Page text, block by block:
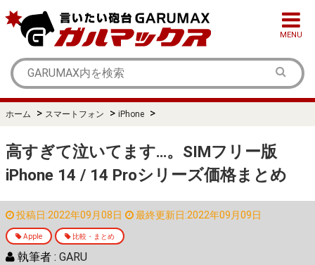
MENU
ホーム > スマートフォン > iPhone >
高すぎて泣いてます…。SIMフリー版
iPhone 14 / 14 Proシリーズ価格まとめ
投稿日:2022年09月08日 最終更新日:2022年09月09日
Apple 比較・まとめ
執筆者 : GARU